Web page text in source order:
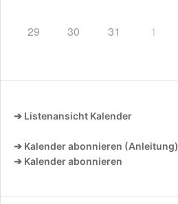
29 30 31 1
➔ Listenansicht Kalender
➔ Kalender abonnieren (Anleitung)
➔ Kalender abonnieren